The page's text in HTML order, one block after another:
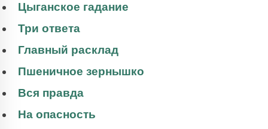
Цыганское гадание
Три ответа
Главный расклад
Пшеничное зернышко
Вся правда
На опасность